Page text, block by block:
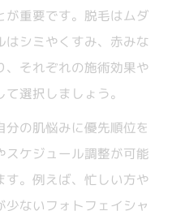
ャル機械の違いを解
シャルの特徴比較
ェイシャル機器の選
高い機械のポイント
脱毛器の違いを知る
が重要です。脱毛はムダ
はシミやくすみ、赤みな
、それぞれの施術効果や
選択しましょう。
の肌悩みに優先順位を
スケジュール調整が可能
す。例えば、忙しい方や
ないフォトフェイシャ